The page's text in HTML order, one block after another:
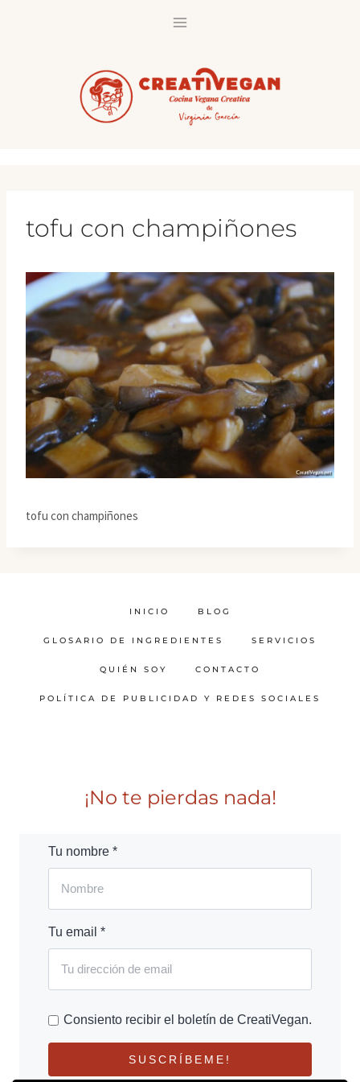
tofu con champiñones
tofu con champiñones
INICIO BLOG
GLOSARIO DE INGREDIENTES SERVICIOS
QUIÉN SOY CONTACTO
POLÍTICA DE PUBLICIDAD Y REDES SOCIALES
¡No te pierdas nada!
Tu nombre *
Tu email *
Consiento recibir el boletín de CreatiVegan.
SUSCRÍBEME!